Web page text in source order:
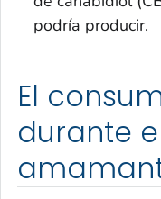
podría producir.
El
durante